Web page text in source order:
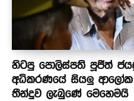
හිටපු පොලිස්පති පූජිත්
අධිකරණයේ සියලු ආලෝක
තීන්දුව ලැබුණේ මෙහෙමයි